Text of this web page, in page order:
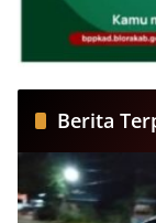
Berita